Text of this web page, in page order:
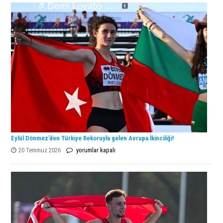
Şampiyonu
Lanlana
Tararudee!
için
Eylül Dönmez’den Türkiye Rekoruyla gelen Avrupa İkinciliği!
20 Temmuz 2026
Eylül
Türkiye
gelen
Avrupa
İkinciliği!
yorumlar kapalı